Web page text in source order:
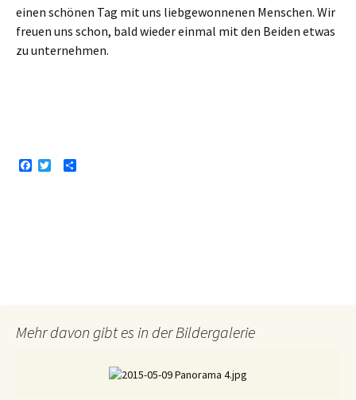
einen schönen Tag mit uns liebgewonnenen Menschen. Wir
freuen uns schon, bald wieder einmal mit den Beiden etwas
zu unternehmen.
Mehr davon gibt es in der Bildergalerie